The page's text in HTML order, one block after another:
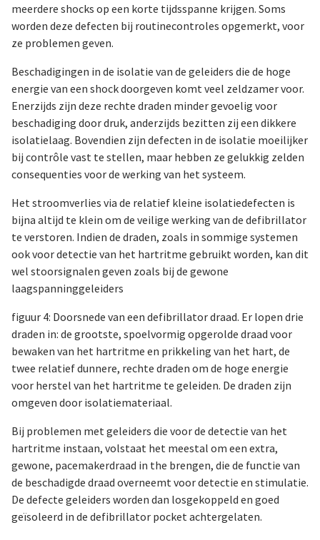
meerdere shocks op een korte tijdsspanne krijgen. Soms
worden deze defecten bij routinecontroles opgemerkt, voor
ze problemen geven.
Beschadigingen in de isolatie van de geleiders die de hoge
energie van een shock doorgeven komt veel zeldzamer voor.
Enerzijds zijn deze rechte draden minder gevoelig voor
beschadiging door druk, anderzijds bezitten zij een dikkere
isolatielaag. Bovendien zijn defecten in de isolatie moeilijker
bij contrôle vast te stellen, maar hebben ze gelukkig zelden
consequenties voor de werking van het systeem.
Het stroomverlies via de relatief kleine isolatiedefecten is
bijna altijd te klein om de veilige werking van de defibrillator
te verstoren. Indien de draden, zoals in sommige systemen
ook voor detectie van het hartritme gebruikt worden, kan dit
wel stoorsignalen geven zoals bij de gewone
laagspanninggeleiders
figuur 4: Doorsnede van een defibrillator draad. Er lopen drie
draden in: de grootste, spoelvormig opgerolde draad voor
bewaken van het hartritme en prikkeling van het hart, de
twee relatief dunnere, rechte draden om de hoge energie
voor herstel van het hartritme te geleiden. De draden zijn
omgeven door isolatiemateriaal.
Bij problemen met geleiders die voor de detectie van het
hartritme instaan, volstaat het meestal om een extra,
gewone, pacemakerdraad in the brengen, die de functie van
de beschadigde draad overneemt voor detectie en stimulatie.
De defecte geleiders worden dan losgekoppeld en goed
geïsoleerd in de defibrillator pocket achtergelaten.